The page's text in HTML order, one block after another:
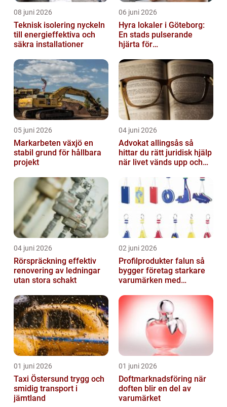
08 juni 2026
Teknisk isolering nyckeln
till energieffektiva och
säkra installationer
06 juni 2026
Hyra lokaler i Göteborg:
En stads pulserande
hjärta för
05 juni 2026
Markarbeten växjö en
stabil grund för hållbara
projekt
04 juni 2026
Advokat allingsås så
hittar du rätt juridisk hjälp
när livet vänds upp och
04 juni 2026
Rörspräckning effektiv
renovering av ledningar
utan stora schakt
02 juni 2026
Profilprodukter falun så
bygger företag starkare
varumärken med
01 juni 2026
Taxi Östersund trygg och
smidig transport i
jämtland
01 juni 2026
Doftmarknadsföring när
doften blir en del av
varumärket